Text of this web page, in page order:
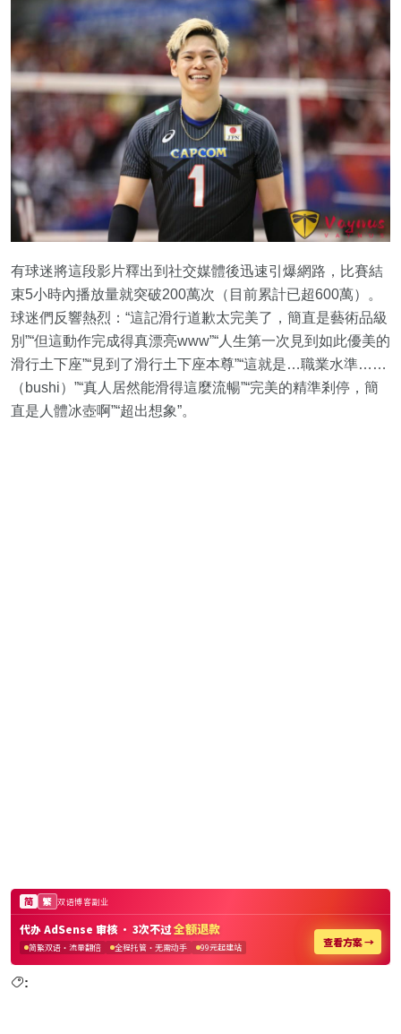
有球迷將這段影片釋出到社交媒體後迅速引爆網路，比賽結
束5小時內播放量就突破200萬次（目前累計已超600萬）。
球迷們反響熱烈：“這記滑行道歉太完美了，簡直是藝術品級
別”“但這動作完成得真漂亮www”“人生第一次見到如此優美的
滑行土下座”“見到了滑行土下座本尊”“這就是…職業水準……
（bushi）”“真人居然能滑得這麼流暢”“完美的精準剎停，簡
直是人體冰壺啊”“超出想象”。
: